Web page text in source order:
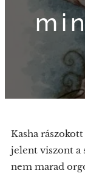
Kasha
jelent viszont a
nem marad